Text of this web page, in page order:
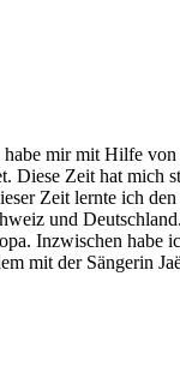
mir mit Hilfe
Diese Zeit hat
Zeit lernte ich
und
Inzwischen
mit der Sängerin